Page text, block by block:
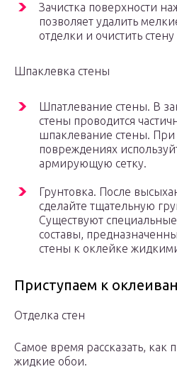
Зачистка поверхности
позволяет удалить
отделки и очистить
Шпаклевка стены
Шпатлевание стены. В
стены проводится
шпаклевание стены.
повреждениях
армирующую сетку.
Грунтовка. После
сделайте тщательную
Существуют
составы,
стены к оклейке
Приступаем к
Отделка стен
Самое время рассказать, как
жидкие обои.